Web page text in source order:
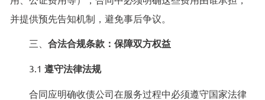
并提供预先告知机制，避免事后争议。
三、 合法合规条款：保障双方权益
3.1 遵守法律法规
合同应明确收债公司在服务过程中必须遵守国家法律